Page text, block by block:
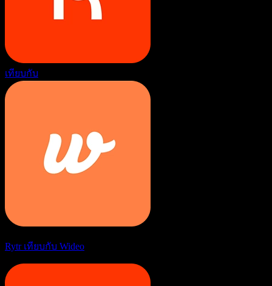
เทียบกับ
Rytr เทียบกับ Wideo